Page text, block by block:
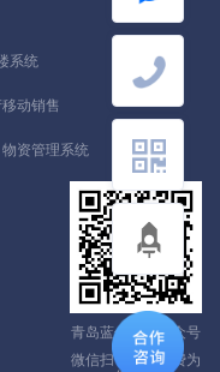
系统
动销售
物资管理系统
青岛蓝色探索公众号
微信扫一扫，免费为